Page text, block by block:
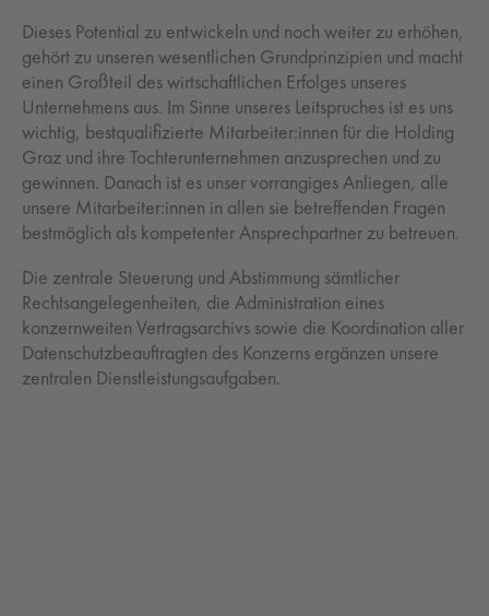
Dieses Potential zu entwickeln und noch weiter zu erhöhen,
gehört zu unseren wesentlichen Grundprinzipien und macht
einen Großteil des wirtschaftlichen Erfolges unseres
Unternehmens aus. Im Sinne unseres Leitspruches ist es uns
wichtig, bestqualifizierte Mitarbeiter:innen für die Holding
Graz und ihre Tochterunternehmen anzusprechen und zu
gewinnen. Danach ist es unser vorrangiges Anliegen, alle
unsere Mitarbeiter:innen in allen sie betreffenden Fragen
bestmöglich als kompetenter Ansprechpartner zu betreuen.
Die zentrale Steuerung und Abstimmung sämtlicher
Rechtsangelegenheiten, die Administration eines
konzernweiten Vertragsarchivs sowie die Koordination aller
Datenschutzbeauftragten des Konzerns ergänzen unsere
zentralen Dienstleistungsaufgaben.